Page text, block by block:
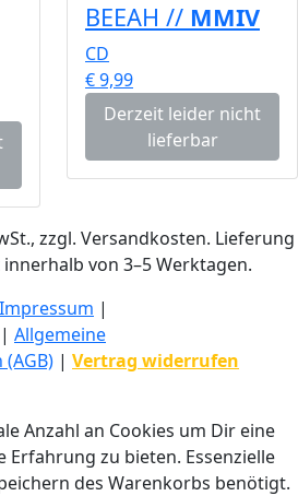
BEEAH // MMIV
CD
€ 9,99
Derzeit leider nicht
lieferbar
zzgl. Versandkosten. Lieferung
von 3–5 Werktagen.
Impressum |
| Allgemeine
| Vertrag widerrufen
Anzahl an Cookies um Dir eine
zu bieten. Essenzielle
des Warenkorbs benötigt.